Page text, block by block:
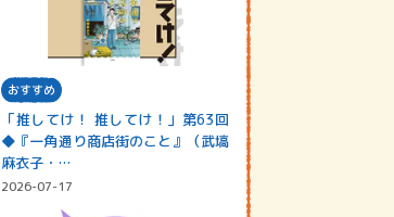
おすすめ
「推してけ！ 推してけ！」第63回
◆『一角通り商店街のこと』（武塙
麻衣子・…
2026-07-17